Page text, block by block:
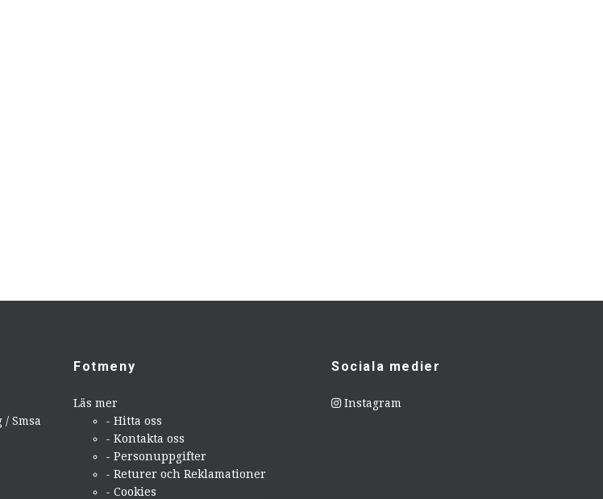
Smsa
Fotmeny
Läs mer
- Hitta oss
- Kontakta oss
- Personuppgifter
- Returer och Reklamationer
- Cookies
Sociala medier
Instagram